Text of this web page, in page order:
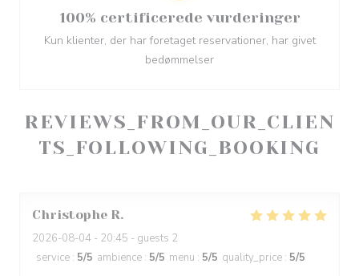
REVIEWS_FROM_OUR_CLIEN
TS_FOLLOWING_BOOKING
Christophe R
2026-08-04 - 20:45 - guests 2
service : 5/5 ambience : 5/5 menu : 5/5 quality_price : 5/5
100% certificerede vurderinger
Kun klienter, der har foretaget reservationer, har givet
bedømmelser